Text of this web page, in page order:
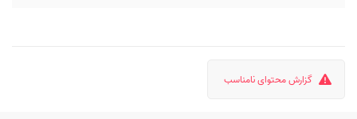
گزارش محتوای نامناسب